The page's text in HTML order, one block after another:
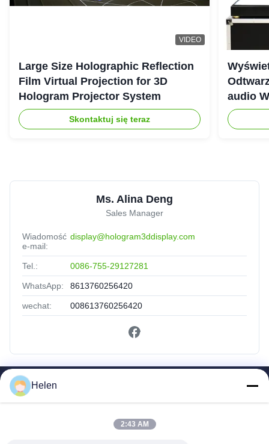
VIDEO
Large Size Holographic Reflection
Film Virtual Projection for 3D
Hologram Projector System
Skontaktuj się teraz
audio
Ms. Alina Deng
Sales Manager
Wiadomość
e-mail:
display@hologram3ddisplay.com
Tel.: 0086-755-29127281
WhatsApp: 8613760256420
wechat: 008613760256420
Produkty
Helen
2:43 AM